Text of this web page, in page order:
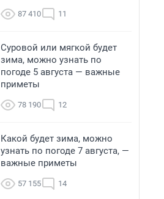
87 410 11
Суровой или мягкой будет
зима, можно узнать по
погоде 5 августа — важные
приметы
78 190 12
Какой будет зима, можно
узнать по погоде 7 августа, —
важные приметы
57 155 14